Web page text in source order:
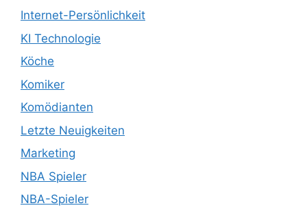
Internet-Persönlichkeit
KI Technologie
Köche
Komiker
Komödianten
Letzte Neuigkeiten
Marketing
NBA Spieler
NBA-Spieler